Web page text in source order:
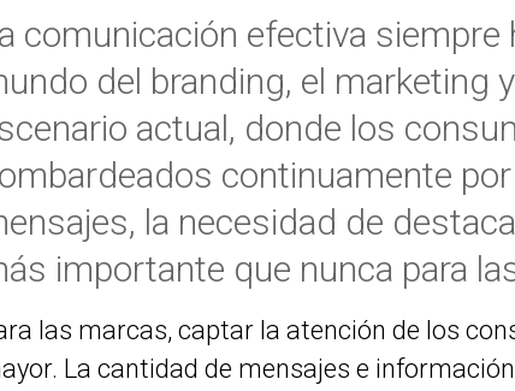
comunicación efectiva
del branding, el marketing
actual, donde los
continuamente
la necesidad de
importante que nunca para
las marcas, captar la atención de los
La cantidad de mensajes e